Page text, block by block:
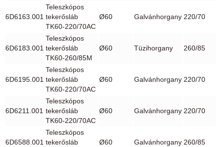
6D6163.001
Teleszkópos
tekerősláb
TK60-220/70AC
Ø60 Galvánhorgany 220/70
6D6183.001
Teleszkópos
tekerősláb
TK60-260/85M
Ø60 Tüzihorgany 260/85
6D6195.001
Teleszkópos
tekerősláb
TK60-220/70AC
Ø60 Galvánhorgany 220/70
6D6211.001
Teleszkópos
tekerősláb
TK60-220/70AC
Ø60 Galvánhorgany 220/70
6D6588.001
Teleszkópos
tekerősláb
Ø60 Galvánhorgany 260/85